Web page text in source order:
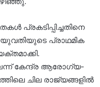
പ്രകടിപ്പിച്ചതിനെ
പ്രാഥമിക
കേന്ദ്ര ആരോഗ്യ-
ചില രാജ്യങ്ങളിൽ